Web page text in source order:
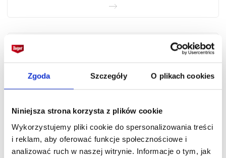
Zgoda Szczegóły O plikach cookies
Niniejsza strona korzysta z plików cookie
Wykorzystujemy pliki cookie do spersonalizowania treści
i reklam, aby oferować funkcje społecznościowe i
analizować ruch w naszej witrynie. Informacje o tym, jak
Nawóz granulowany jesienny